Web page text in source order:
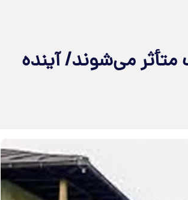
می‌شوند/ آینده